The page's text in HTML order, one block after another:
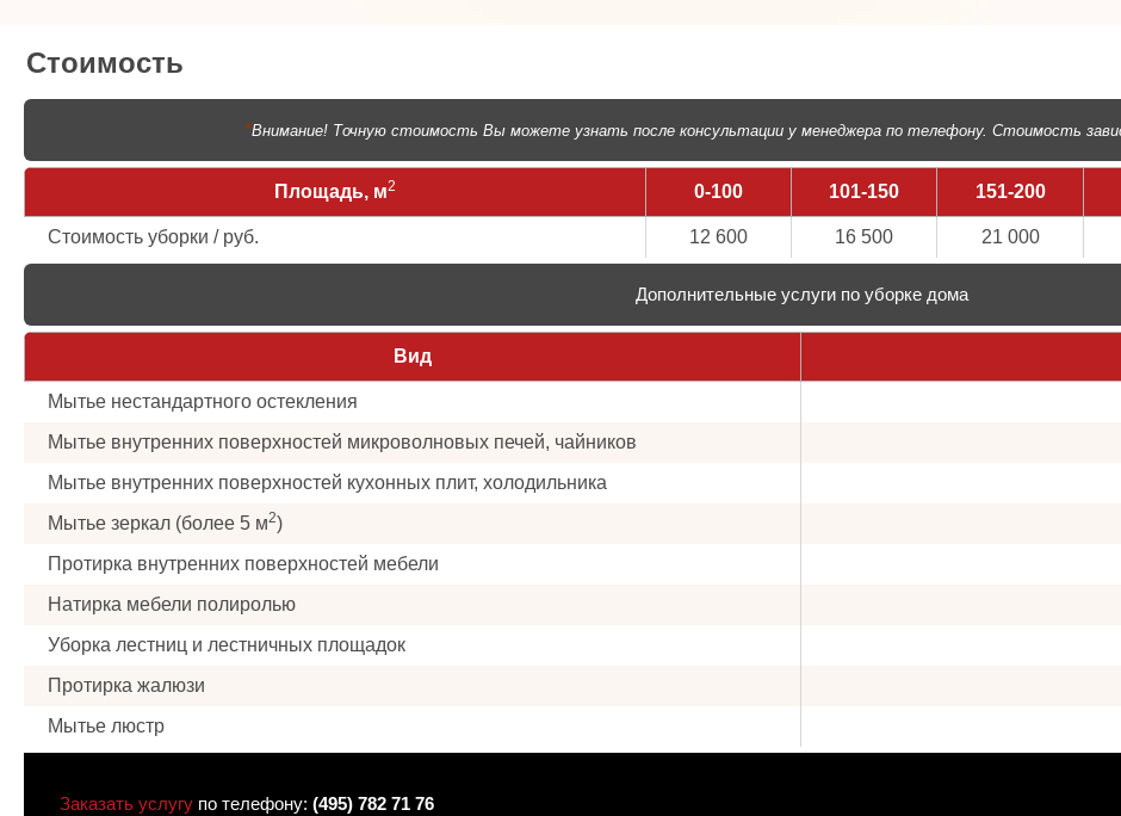
Стоимость
*Внимание! Точную стоимость Вы можете узнать после консультации у менеджера по телефону. Стоимость
Площадь, м2 0-100 101-150 151-200
Стоимость уборки / руб. 12 600 16 500 21 000
Дополнительные услуги по уборке дома
Вид
Мытье нестандартного остекления
Мытье внутренних поверхностей микроволновых печей, чайников
Мытье внутренних поверхностей кухонных плит, холодильника
Мытье зеркал (более 5 м2)
Протирка внутренних поверхностей мебели
Натирка мебели полиролью
Уборка лестниц и лестничных площадок
Протирка жалюзи
Мытье люстр
Заказать услугу по телефону: (495) 782 71 76